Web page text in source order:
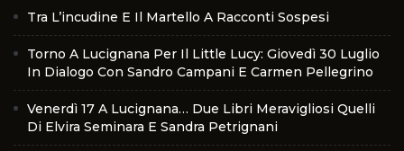
Tra L’incudine E Il Martello A Racconti Sospesi
Torno A Lucignana Per Il Little Lucy: Giovedì 30 Luglio
In Dialogo Con Sandro Campani E Carmen Pellegrino
Venerdì 17 A Lucignana… Due Libri Meravigliosi Quelli
Di Elvira Seminara E Sandra Petrignani